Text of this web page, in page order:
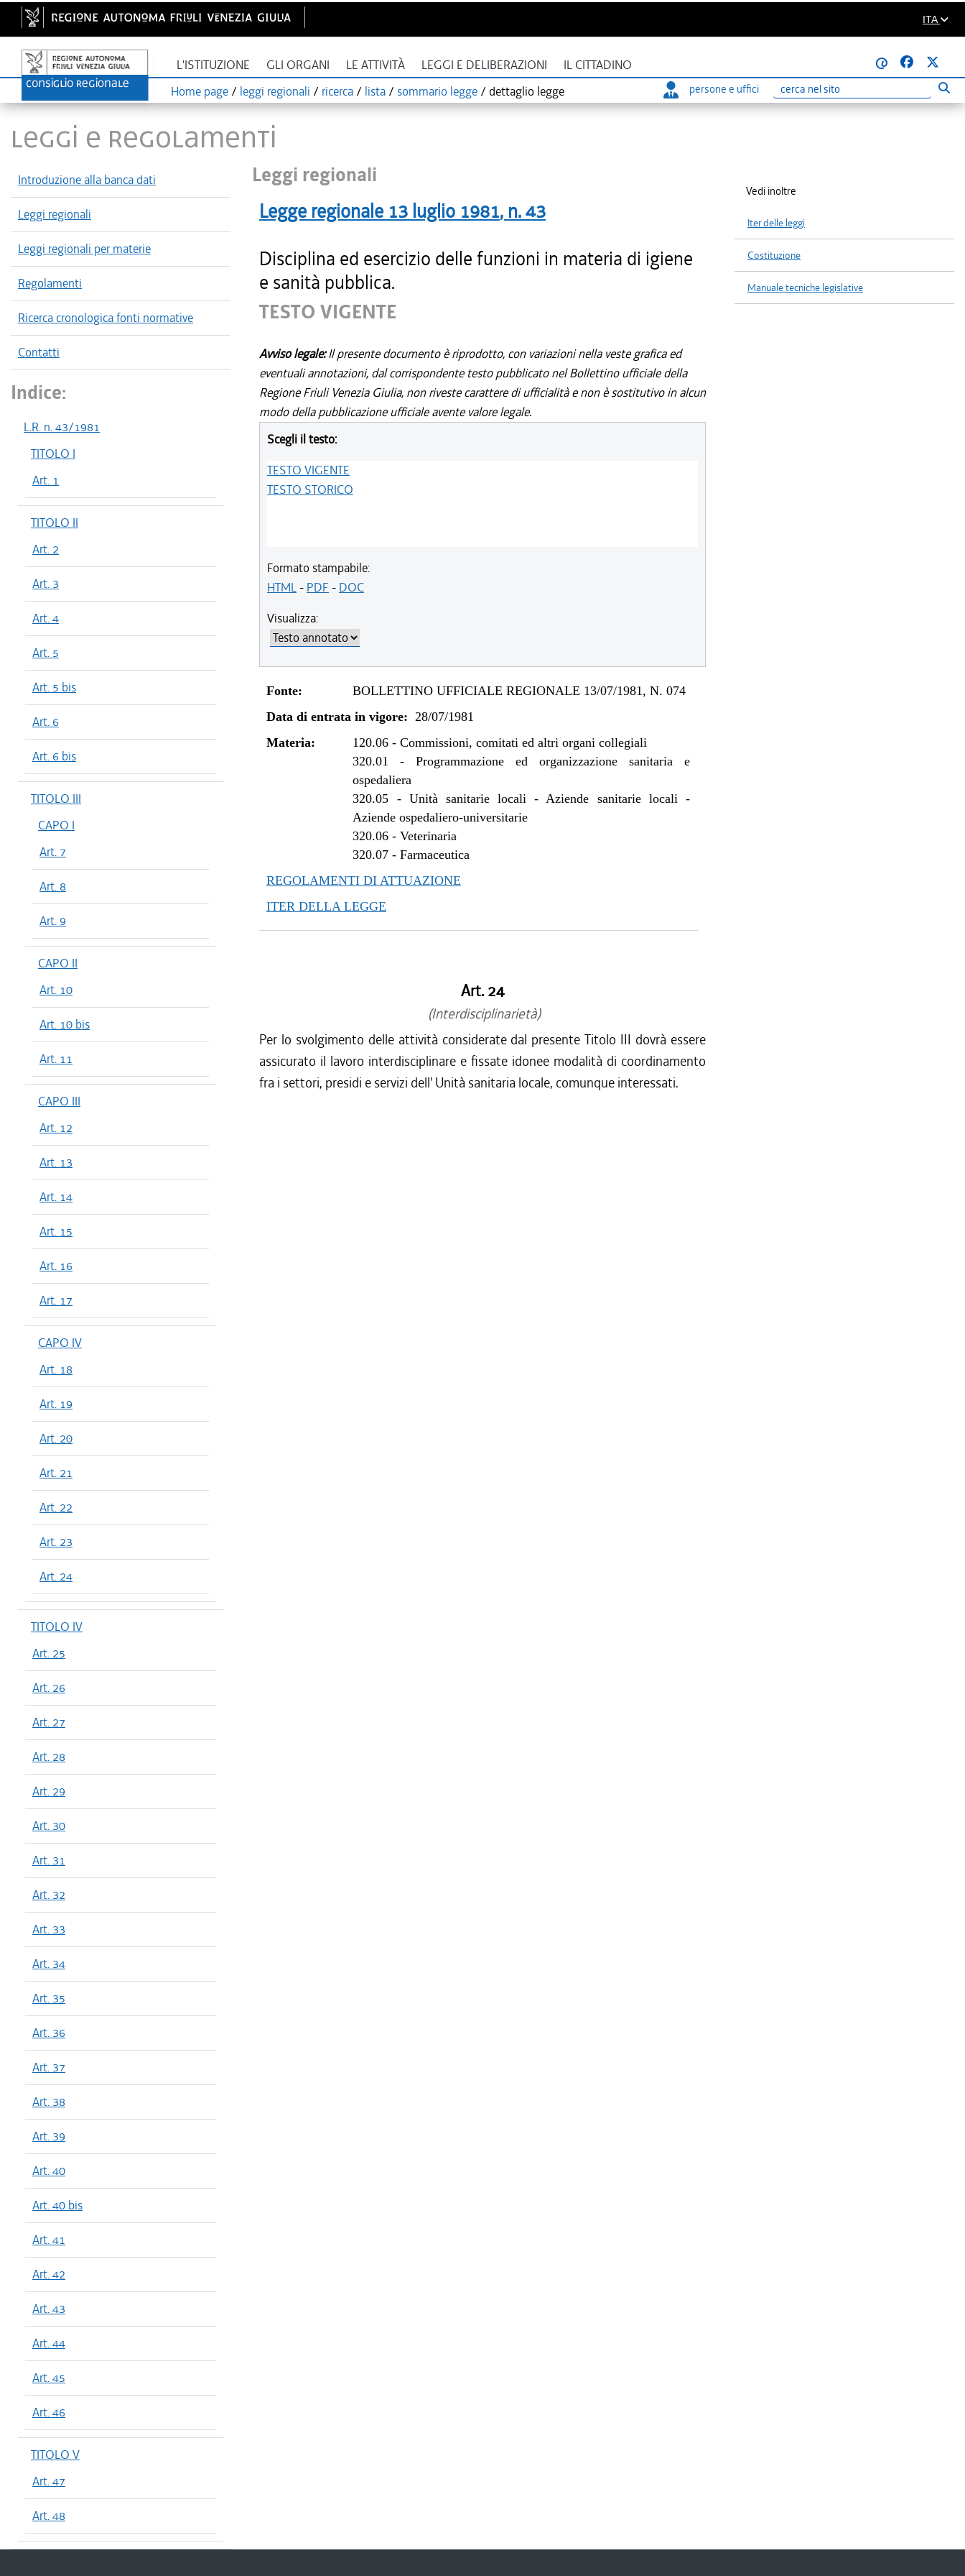
ITA
L'ISTITUZIONE GLI ORGANI LE ATTIVITÀ LEGGI E DELIBERAZIONI IL CITTADINO
@
Home page / leggi regionali / ricerca / lista / sommario legge / dettaglio legge persone e uffici
Ricerca
LEGGI E REGOLAMENTI
Introduzione alla banca dati
Leggi regionali
Leggi regionali per materie
Regolamenti
Ricerca cronologica fonti normative
Contatti
Indice:
L.R. n. 43/1981
TITOLO I
Art. 1
TITOLO II
Art. 2
Art. 3
Art. 4
Art. 5
Art. 5 bis
Art. 6
Art. 6 bis
TITOLO III
CAPO I
Art. 7
Art. 8
Art. 9
CAPO II
Art. 10
Art. 10 bis
Art. 11
CAPO III
Art. 12
Art. 13
Art. 14
Art. 15
Art. 16
Art. 17
CAPO IV
Art. 18
Art. 19
Art. 20
Art. 21
Art. 22
Art. 23
Art. 24
TITOLO IV
Art. 25
Art. 26
Art. 27
Art. 28
Art. 29
Art. 30
Art. 31
Art. 32
Art. 33
Art. 34
Art. 35
Art. 36
Art. 37
Art. 38
Art. 39
Art. 40
Art. 40 bis
Art. 41
Art. 42
Art. 43
Art. 44
Art. 45
Art. 46
TITOLO V
Art. 47
Art. 48
Leggi regionali
Legge regionale 13 luglio 1981, n.43
Disciplina ed esercizio delle funzioni in materia di igiene
e sanità pubblica.
TESTO VIGENTE
Avviso legale:Il presente documento è riprodotto, con variazioni nella veste grafica ed
eventuali annotazioni, dal corrispondente testo pubblicato nel Bollettino ufficiale della
Regione Friuli Venezia Giulia, non riveste carattere di ufficialità e non è sostitutivo in alcun
modo della pubblicazione ufficiale avente valore legale.
Scegli il testo:
TESTO VIGENTE
TESTO STORICO
Formato stampabile:
HTML- PDF - DOC
Visualizza:
Fonte:
BOLLETTINO UFFICIALE REGIONALE 13/07/1981, N. 074
Data di entrata in vigore: 28/07/1981
Materia:
120.06 -Commissioni, comitati ed altri organi collegiali
320.01 -Programmazione ed organizzazione sanitaria e
ospedaliera
320.05 - Unità sanitarie locali - Aziende sanitarie locali -
Aziende ospedaliero-universitarie
320.06 -Veterinaria
320.07 -Farmaceutica
REGOLAMENTI DI ATTUAZIONE
ITER DELLA LEGGE
Art. 24
(Interdisciplinarietà)
Per lo svolgimento delle attività considerate dal presente Titolo III dovrà essere
assicurato il lavoro interdisciplinare e fissate idonee modalità di coordinamento
fra i settori, presidi e servizi dell' Unità sanitaria locale, comunque interessati.
Vedi inoltre
Iter delle leggi
Costituzione
Manuale tecniche legislative